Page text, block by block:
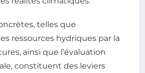
telles que
ressources hydriques par la
ainsi que l’évaluation
constituent des leviers